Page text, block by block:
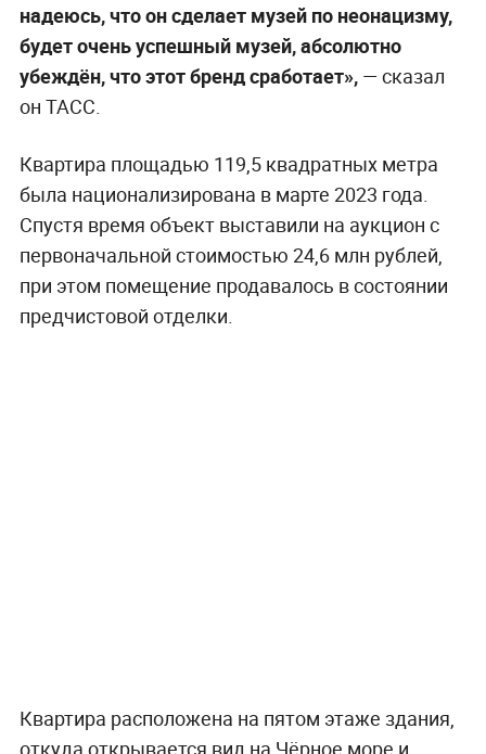
надеюсь, что он сделает музей по неонацизму,
будет очень успешный музей, абсолютно
убеждён, что этот бренд сработает», — сказал
он ТАСС.
Квартира площадью 119,5 квадратных метра
была национализирована в марте 2023 года.
Спустя время объект выставили на аукцион с
первоначальной стоимостью 24,6 млн рублей,
при этом помещение продавалось в состоянии
предчистовой отделки.
Квартира расположена на пятом этаже здания,
откуда открывается вид на Чёрное море и